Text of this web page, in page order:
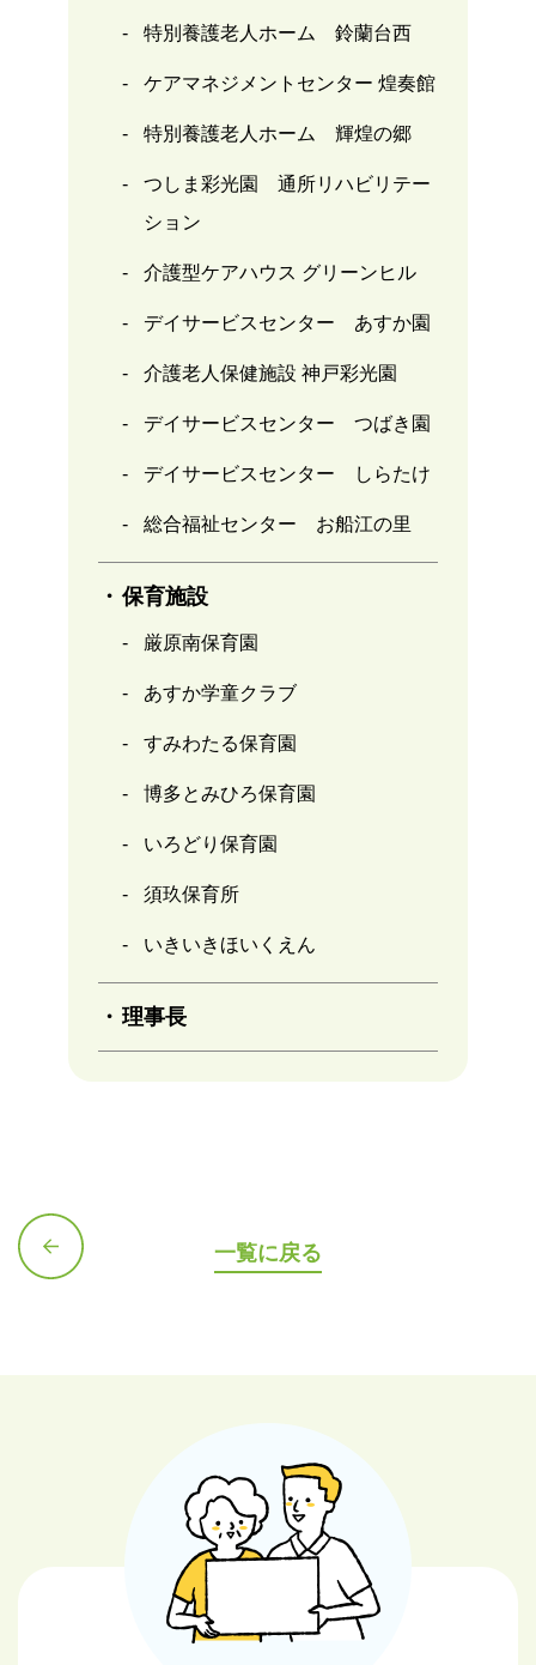
特別養護老人ホーム 鈴蘭台西
ケアマネジメントセンター 煌奏館
特別養護老人ホーム 輝煌の郷
つしま彩光園 通所リハビリテー
ション
介護型ケアハウス グリーンヒル
デイサービスセンター あすか園
介護老人保健施設 神戸彩光園
デイサービスセンター つばき園
デイサービスセンター しらたけ
総合福祉センター お船江の里
保育施設
厳原南保育園
あすか学童クラブ
すみわたる保育園
博多とみひろ保育園
いろどり保育園
須玖保育所
いきいきほいくえん
理事長
一覧に戻る